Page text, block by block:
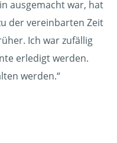
ausgemacht war, hat
der vereinbarten Zeit
Ich war zufällig
erledigt werden.
werden.“